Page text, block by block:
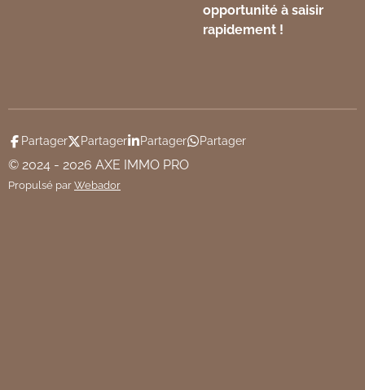
opportunité à saisir
rapidement !
Partager Partager Partager Partager
© 2024 - 2026 AXE IMMO PRO
Propulsé parWebador